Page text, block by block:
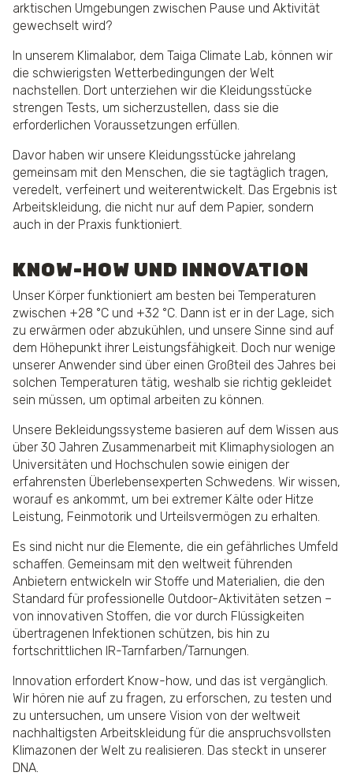
arktischen Umgebungen zwischen Pause und Aktivität
gewechselt wird?
In unserem Klimalabor, dem Taiga Climate Lab, können wir
die schwierigsten Wetterbedingungen der Welt
nachstellen. Dort unterziehen wir die Kleidungsstücke
strengen Tests, um sicherzustellen, dass sie die
erforderlichen Voraussetzungen erfüllen.
Davor haben wir unsere Kleidungsstücke jahrelang
gemeinsam mit den Menschen, die sie tagtäglich tragen,
veredelt, verfeinert und weiterentwickelt. Das Ergebnis ist
Arbeitskleidung, die nicht nur auf dem Papier, sondern
auch in der Praxis funktioniert.
KNOW-HOW UND INNOVATION
Unser Körper funktioniert am besten bei Temperaturen
zwischen +28 °C und +32 °C. Dann ist er in der Lage, sich
zu erwärmen oder abzukühlen, und unsere Sinne sind auf
dem Höhepunkt ihrer Leistungsfähigkeit. Doch nur wenige
unserer Anwender sind über einen Großteil des Jahres bei
solchen Temperaturen tätig, weshalb sie richtig gekleidet
sein müssen, um optimal arbeiten zu können.
Unsere Bekleidungssysteme basieren auf dem Wissen aus
über 30 Jahren Zusammenarbeit mit Klimaphysiologen an
Universitäten und Hochschulen sowie einigen der
erfahrensten Überlebensexperten Schwedens. Wir wissen,
worauf es ankommt, um bei extremer Kälte oder Hitze
Leistung, Feinmotorik und Urteilsvermögen zu erhalten.
Es sind nicht nur die Elemente, die ein gefährliches Umfeld
schaffen. Gemeinsam mit den weltweit führenden
Anbietern entwickeln wir Stoffe und Materialien, die den
Standard für professionelle Outdoor-Aktivitäten setzen –
von innovativen Stoffen, die vor durch Flüssigkeiten
übertragenen Infektionen schützen, bis hin zu
fortschrittlichen IR-Tarnfarben/Tarnungen.
Innovation erfordert Know-how, und das ist vergänglich.
Wir hören nie auf zu fragen, zu erforschen, zu testen und
zu untersuchen, um unsere Vision von der weltweit
nachhaltigsten Arbeitskleidung für die anspruchsvollsten
Klimazonen der Welt zu realisieren. Das steckt in unserer
DNA.